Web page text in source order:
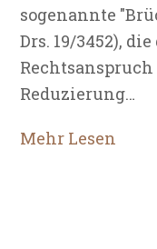
sogenannte
Drs. 19/3452),
Reduzierung…
Mehr Lesen